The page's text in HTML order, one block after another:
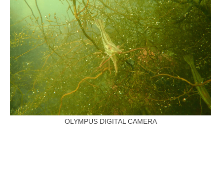
OLYMPUS DIGITAL CAMERA